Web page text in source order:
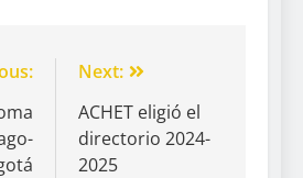
Next:
ACHET eligió el
directorio 2024-
2025